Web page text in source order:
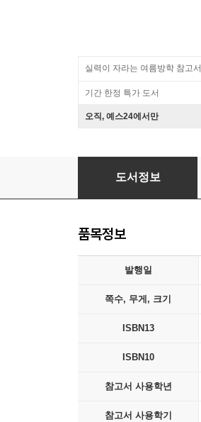
실력이 자라는 여름방학 참고서
기간 한정 특가 도서
오직, 예스24에서만
제제수학 4-2
도서정보
품목정보
발행일
쪽수, 무게, 크기
ISBN13
ISBN10
참고서 사용학년
참고서 사용학기